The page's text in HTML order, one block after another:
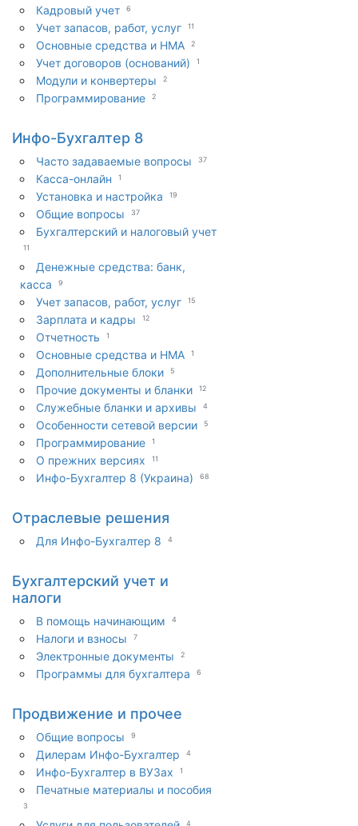
Кадровый учет 6
Учет запасов, работ, услуг 11
Основные средства и НМА 2
Учет договоров (оснований) 1
Модули и конвертеры 2
Программирование 2
Инфо-Бухгалтер 8
Часто задаваемые вопросы 37
Касса-онлайн 1
Установка и настройка 19
Общие вопросы 37
Бухгалтерский и налоговый учет
11
Денежные средства: банк,
касса
9
Учет запасов, работ, услуг 15
Зарплата и кадры 12
Отчетность 1
Основные средства и НМА 1
Дополнительные блоки 5
Прочие документы и бланки 12
Служебные бланки и архивы 4
Особенности сетевой версии 5
Программирование 1
О прежних версиях 11
Инфо-Бухгалтер 8 (Украина) 68
Отраслевые решения
Для Инфо-Бухгалтер 8 4
Бухгалтерский учет и
налоги
В помощь начинающим 4
Налоги и взносы 7
Электронные документы 2
Программы для бухгалтера 6
Продвижение и прочее
Общие вопросы 9
Дилерам Инфо-Бухгалтер 4
Инфо-Бухгалтер в ВУЗах 1
Печатные материалы и пособия
3
4